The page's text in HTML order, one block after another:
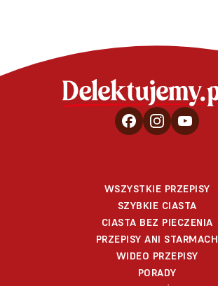
WSZYSTKIE PRZEPISY
SZYBKIE CIASTA
CIASTA BEZ PIECZENIA
PRZEPISY ANI STARMACH
WIDEO PRZEPISY
PORADY